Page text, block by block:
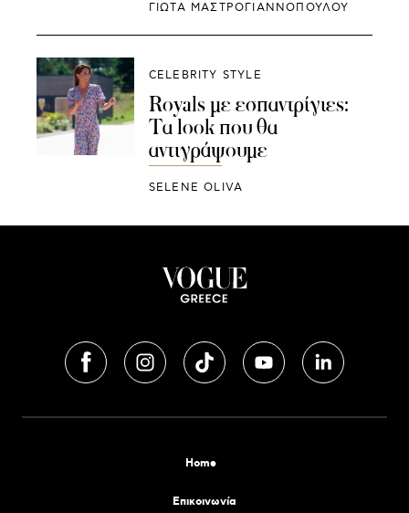
ΓΙΩΤΑ ΜΑΣΤΡΟΓΙΑΝΝΟΠΟΥΛΟΥ
CELEBRITY STYLE
Royals με εσπαντρίγιες:
Tα look που θα
αντιγράψουμε
SELENE OLIVA
Home
Επικοινωνία